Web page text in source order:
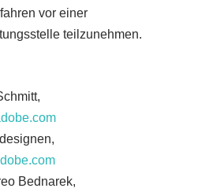
vor einer
teilzunehmen.
Bednarek,